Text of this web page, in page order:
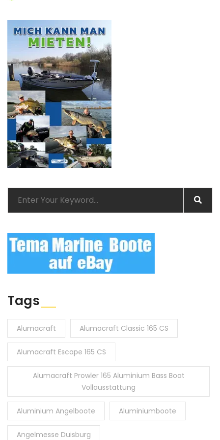
Tags
Alumacraft Alumacraft Classic 165 CS
Alumacraft Escape 165 CS
Alumacraft Prowler 165 Aluminium Bass Boat
Vollausstattung
Aluminium Angelboote Aluminiumboote
Angelmesse Duisburg